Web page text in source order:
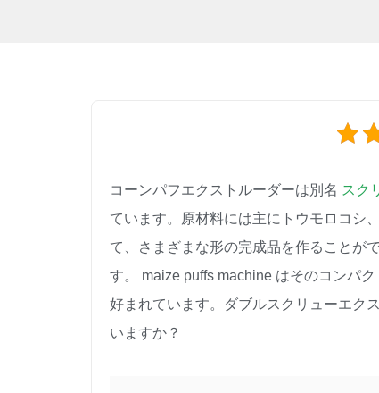
コーンパフエクストルーダーは別名 スク
ています。原材料には主にトウモロコシ
て、さまざまな形の完成品を作ることが
す。 maize puffs machine はそのコンパ
好まれています。ダブルスクリューエク
いますか？